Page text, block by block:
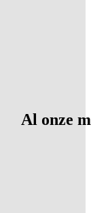
Al onze